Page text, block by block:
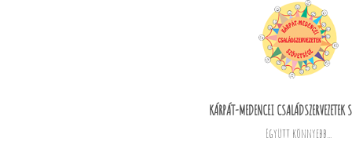
KÁRPÁT-MEDENCEI CSALÁDSZERVEZETEK
Együtt könnyebb...